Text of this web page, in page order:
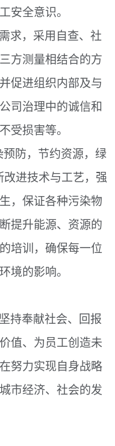
安全意识。
求，采用自查、社
方测量相结合的方
促进组织内部及与
司治理中的诚信和
受损害等。
预防，节约资源，绿
改进技术与工艺，强
，保证各种污染物
提升能源、资源的
培训，确保每一位
境的影响。
持奉献社会、回报
值、为员工创造未
努力实现自身战略
市经济、社会的发